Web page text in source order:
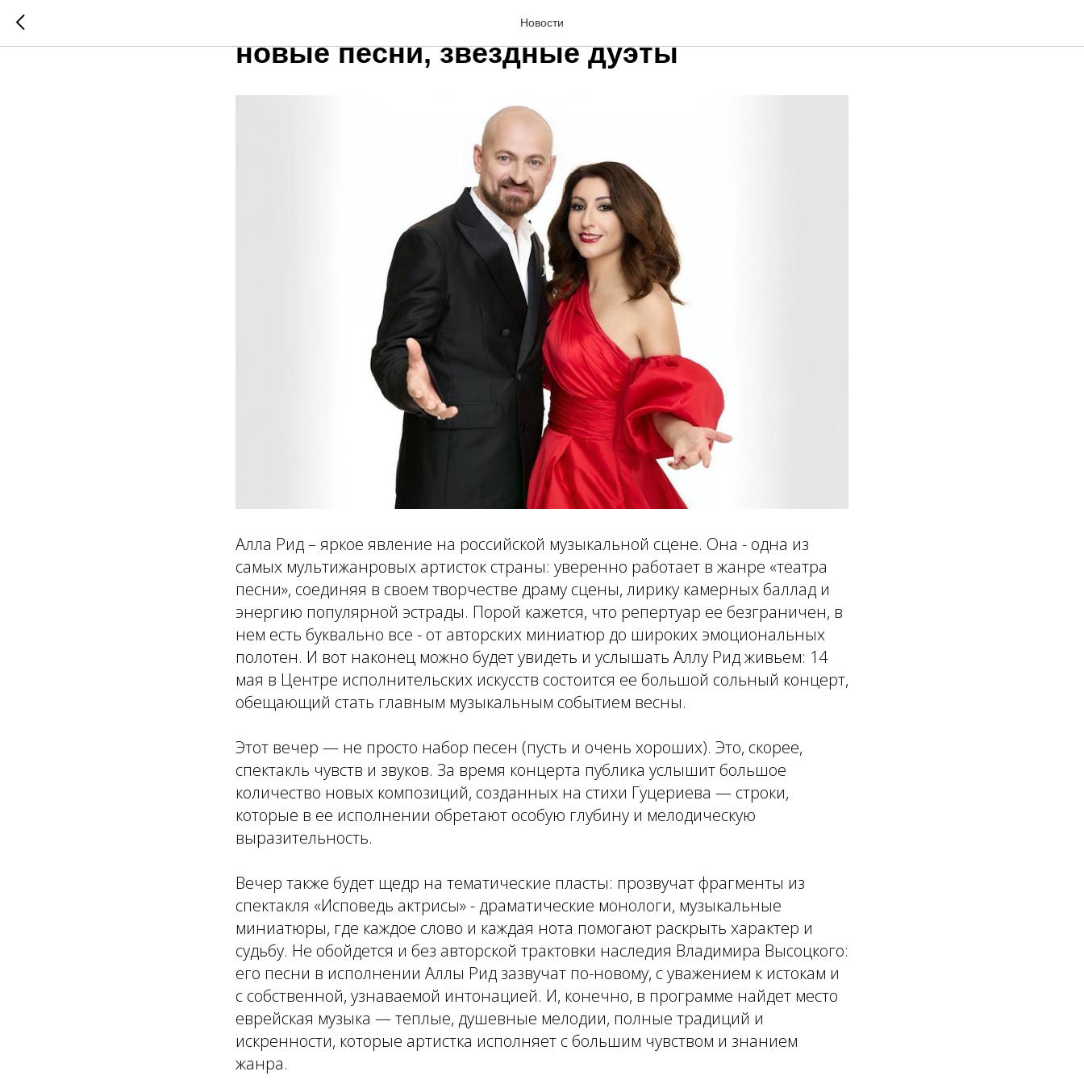
Новости
Сольный концерт Аллы Рид: живой звук,
новые песни, звездные дуэты
Алла Рид – яркое явление на российской музыкальной сцене. Она - одна из
самых мультижанровых артисток страны: уверенно работает в жанре «театра
песни», соединяя в своем творчестве драму сцены, лирику камерных баллад и
энергию популярной эстрады. Порой кажется, что репертуар ее безграничен, в
нем есть буквально все - от авторских миниатюр до широких эмоциональных
полотен. И вот наконец можно будет увидеть и услышать Аллу Рид живьем: 14
мая в Центре исполнительских искусств состоится ее большой сольный концерт,
обещающий стать главным музыкальным событием весны.
Этот вечер — не просто набор песен (пусть и очень хороших). Это, скорее,
спектакль чувств и звуков. За время концерта публика услышит большое
количество новых композиций, созданных на стихи Гуцериева — строки,
которые в ее исполнении обретают особую глубину и мелодическую
выразительность.
Вечер также будет щедр на тематические пласты: прозвучат фрагменты из
спектакля «Исповедь актрисы» - драматические монологи, музыкальные
миниатюры, где каждое слово и каждая нота помогают раскрыть характер и
судьбу. Не обойдется и без авторской трактовки наследия Владимира Высоцкого:
его песни в исполнении Аллы Рид зазвучат по-новому, с уважением к истокам и
с собственной, узнаваемой интонацией. И, конечно, в программе найдет место
еврейская музыка — теплые, душевные мелодии, полные традиций и
искренности, которые артистка исполняет с большим чувством и знанием
жанра.